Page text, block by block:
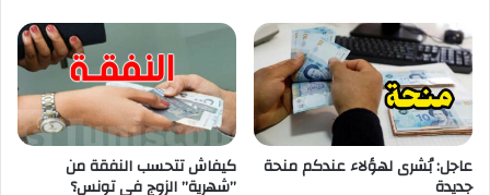
عاجل: بُشرى لهؤلاء عندكم منحة
جديدة
كيفاش تتحسب النفقة من
”شهرية” الزوج في تونس؟